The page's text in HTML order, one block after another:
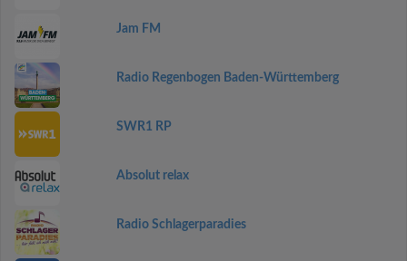
Jam FM
Radio Regenbogen Baden-Württemberg
SWR1 RP
Absolut relax
Radio Schlagerparadies